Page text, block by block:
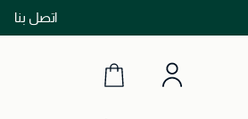
اتصل بنااشتري الآن و ادفع لاحقاً مع تابي و تمارا!